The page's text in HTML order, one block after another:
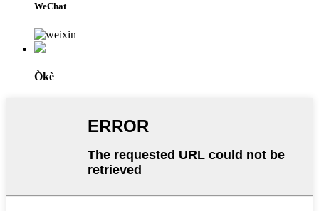
WeChat
Òkè